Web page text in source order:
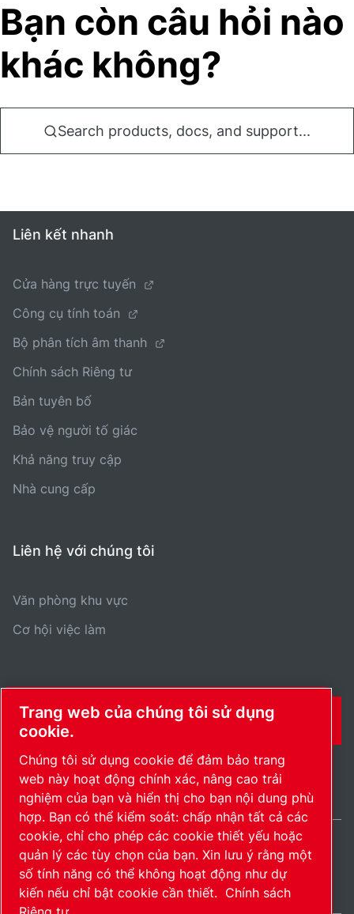
Bạn còn câu hỏi nào
khác không?
Search products, docs, and support...
Liên kết nhanh
Cửa hàng trực tuyến
Công cụ tính toán
Bộ phân tích âm thanh
Chính sách Riêng tư
Bản tuyên bố
Bảo vệ người tố giác
Khả năng truy cập
Nhà cung cấp
Liên hệ với chúng tôi
Văn phòng khu vực
Cơ hội việc làm
THÔNG TIN LIÊN HỆ
Bản đồ trang Quản lý cookie© 2026 Bản quyền.
Vietnam / VI
Trang web của chúng tôi sử dụng
cookie.
Chúng tôi sử dụng cookie để đảm bảo trang
web này hoạt động chính xác, nâng cao trải
nghiệm của bạn và hiển thị cho bạn nội dung phù
hợp. Bạn có thể kiểm soát: chấp nhận tất cả các
cookie, chỉ cho phép các cookie thiết yếu hoặc
quản lý các tùy chọn của bạn. Xin lưu ý rằng một
số tính năng có thể không hoạt động như dự
kiến nếu chỉ bật cookie cần thiết. Chính sách